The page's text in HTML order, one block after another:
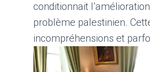
conditionnait
problème palestinien.
incompréhensions et